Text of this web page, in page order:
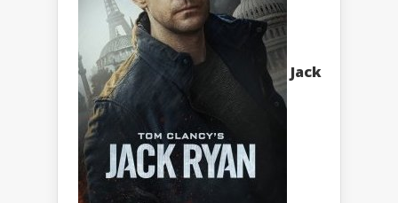
Jack